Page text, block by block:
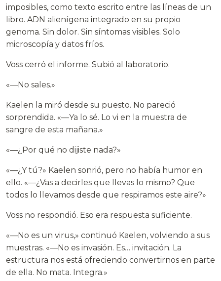
imposibles, como texto escrito entre las líneas de un
libro. ADN alienígena integrado en su propio
genoma. Sin dolor. Sin síntomas visibles. Solo
microscopía y datos fríos.
Voss cerró el informe. Subió al laboratorio.
«—No sales.»
Kaelen la miró desde su puesto. No pareció
sorprendida. «—Ya lo sé. Lo vi en la muestra de
sangre de esta mañana.»
«—¿Por qué no dijiste nada?»
«—¿Y tú?» Kaelen sonrió, pero no había humor en
ello. «—¿Vas a decirles que llevas lo mismo? Que
todos lo llevamos desde que respiramos este aire?»
Voss no respondió. Eso era respuesta suficiente.
«—No es un virus,» continuó Kaelen, volviendo a sus
muestras. «—No es invasión. Es… invitación. La
estructura nos está ofreciendo convertirnos en parte
de ella. No mata. Integra.»